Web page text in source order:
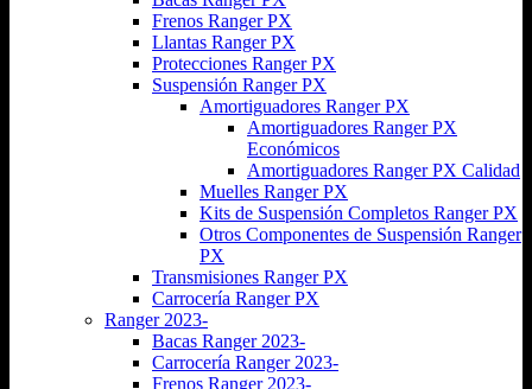
Frenos Ranger PX
Llantas Ranger PX
Protecciones Ranger PX
Suspensión Ranger PX
Amortiguadores Ranger PX
Amortiguadores Ranger PX
Económicos
Amortiguadores Ranger PX Calidad
Muelles Ranger PX
Kits de Suspensión Completos Ranger PX
Otros Componentes de Suspensión Ranger
PX
Transmisiones Ranger PX
Carrocería Ranger PX
Ranger 2023-
Bacas Ranger 2023-
Carrocería Ranger 2023-
Frenos Ranger 2023-